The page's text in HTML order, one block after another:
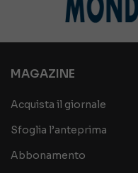
MAGAZINE
Acquista il giornale
Sfoglia l’anteprima
Abbonamento